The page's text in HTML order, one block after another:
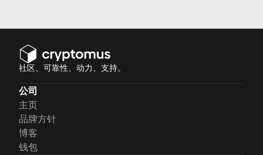
社区、可靠性、动力、支持。
公司
主页
品牌方针
博客
钱包